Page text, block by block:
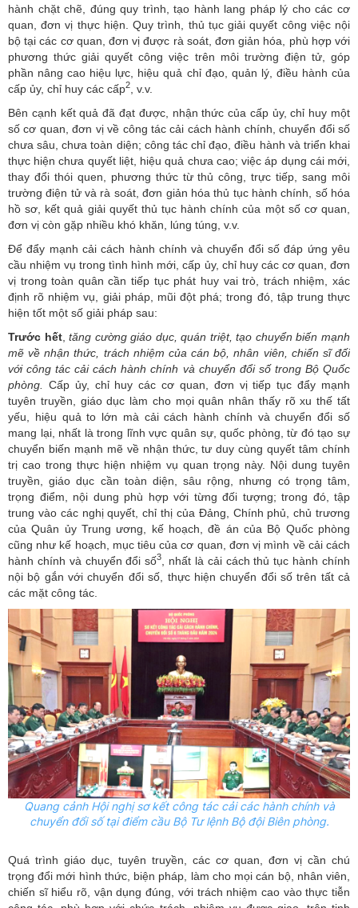
hành chặt chẽ, đúng quy trình, tạo hành lang pháp lý cho các cơ
quan, đơn vị thực hiện. Quy trình, thủ tục giải quyết công việc nội
bộ tại các cơ quan, đơn vị được rà soát, đơn giản hóa, phù hợp với
phương thức giải quyết công việc trên môi trường điện tử, góp
phần nâng cao hiệu lực, hiệu quả chỉ đạo, quản lý, điều hành của
cấp ủy, chỉ huy các cấp2
, v.v.
Bên cạnh kết quả đã đạt được, nhận thức của cấp ủy, chỉ huy một
số cơ quan, đơn vị về công tác cải cách hành chính, chuyển đổi số
chưa sâu, chưa toàn diện; công tác chỉ đạo, điều hành và triển khai
thực hiện chưa quyết liệt, hiệu quả chưa cao; việc áp dụng cái mới,
thay đổi thói quen, phương thức từ thủ công, trực tiếp, sang môi
trường điện tử và rà soát, đơn giản hóa thủ tục hành chính, số hóa
hồ sơ, kết quả giải quyết thủ tục hành chính của một số cơ quan,
đơn vị còn gặp nhiều khó khăn, lúng túng, v.v.
Để đẩy mạnh cải cách hành chính và chuyển đổi số đáp ứng yêu
cầu nhiệm vụ trong tình hình mới, cấp ủy, chỉ huy các cơ quan, đơn
vị trong toàn quân cần tiếp tục phát huy vai trò, trách nhiệm, xác
định rõ nhiệm vụ, giải pháp, mũi đột phá; trong đó, tập trung thực
hiện tốt một số giải pháp sau:
Trước hết,tăng cường giáo dục, quán triệt, tạo chuyển biến mạnh
mẽ về nhận thức, trách nhiệm của cán bộ, nhân viên, chiến sĩ đối
với công tác cải cách hành chính và chuyển đổi số trong Bộ Quốc
phòng.
Cấp ủy, chỉ huy các cơ quan, đơn vị tiếp tục đẩy mạnh
tuyên truyền, giáo dục làm cho mọi quân nhân thấy rõ xu thế tất
yếu, hiệu quả to lớn mà cải cách hành chính và chuyển đổi số
mang lại, nhất là trong lĩnh vực quân sự, quốc phòng, từ đó tạo sự
chuyển biến mạnh mẽ về nhận thức, tư duy cùng quyết tâm chính
trị cao trong thực hiện nhiệm vụ quan trọng này. Nội dung tuyên
truyền, giáo dục cần toàn diện, sâu rộng, nhưng có trọng tâm,
trọng điểm, nội dung phù hợp với từng đối tượng; trong đó, tập
trung vào các nghị quyết, chỉ thị của Đảng, Chính phủ, chủ trương
của Quân ủy Trung ương, kế hoạch, đề án của Bộ Quốc phòng
cũng như kế hoạch, mục tiêu của cơ quan, đơn vị mình về cải cách
hành chính và chuyển đổi số3
, nhất là cải cách thủ tục hành chính
nội bộ gắn với chuyển đổi số, thực hiện chuyển đổi số trên tất cả
các mặt công tác.
Quang cảnh Hội nghị sơ kết công tác cải các hành chính và
chuyển đổi số tại điểm cầu Bộ Tư lệnh Bộ đội Biên phòng.
Quá trình giáo dục, tuyên truyền, các cơ quan, đơn vị cần chú
trọng đổi mới hình thức, biện pháp, làm cho mọi cán bộ, nhân viên,
chiến sĩ hiểu rõ, vận dụng đúng, với trách nhiệm cao vào thực tiễn